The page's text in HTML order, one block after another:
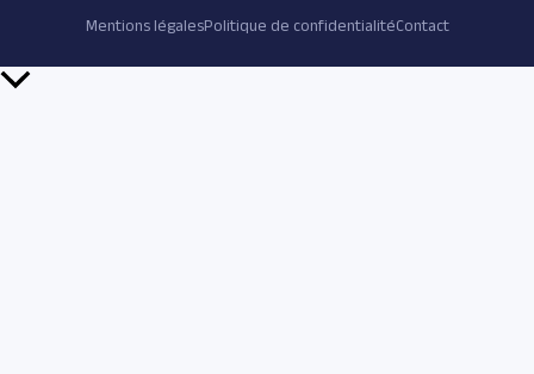
Mentions légalesPolitique de confidentialitéContact